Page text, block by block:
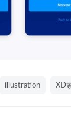
illustration XD